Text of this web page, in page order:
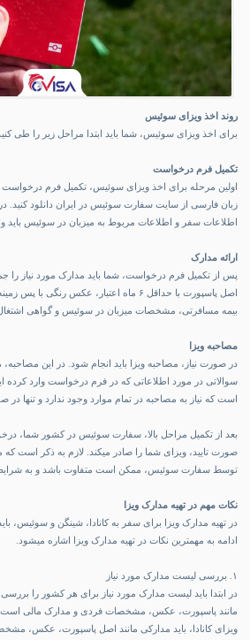
روند اخذ ویزای سوئیس
برای اخذ ویزای سوئیس، شما باید ابتدا مراحل زیر را طی
تکمیل فرم درخواست
اولین مرحله برای اخذ ویزای سوئیس، تکمیل فرم درخواست
زبان فارسی از سایت سفارت سوئیس در ایران دانلود
اطلاعات سفر و اطلاعات مربوط به میزبان در سوئیس باید
ارائه مدارک
پس از تکمیل فرم درخواست، شما باید مدارک مورد نیاز را
اصل پاسپورت با حداقل ۶ ماه اعتبار، عکس
بیمه مسافرتی، مشخصات میزبان در سوئیس و گواهی
مصاحبه ویزا
در صورت نیاز، مصاحبه ویزا باید انجام شود. در این
سوالاتی در مورد اطلاعاتی که در فرم درخواست وارد کرده
است که نیاز به مصاحبه در تمام موارد وجود ندارد و تنها
بعد از تکمیل مراحل بالا، سفارت سوئیس در کشور شما،
صورت تایید، ویزای شما را صادر میکند. لازم به ذکر است
توسط سفارت سوئیس، ممکن است متفاوت باشد و به
نکات مهم در تهیه مدارک ویزا
در تهیه مدارک ویزا برای سفر به کانادا، شینگن و سوئیس،
ادامه به مهمترین نکات در تهیه مدارک ویزا اشاره میشود.
۱. بررسی لیست مدارک مورد نیاز
در ابتدا باید لیست مدارک مورد نیاز برای هر کشور را
مانند پاسپورت، عکس، مشخصات فردی و مدارک مالی
ویزای کانادا، باید مدارکی مانند اصل پاسپورت، عکس،